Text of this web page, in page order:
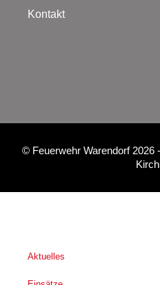
Kontakt
© Feuerwehr Warendorf 2026
Aktuelles